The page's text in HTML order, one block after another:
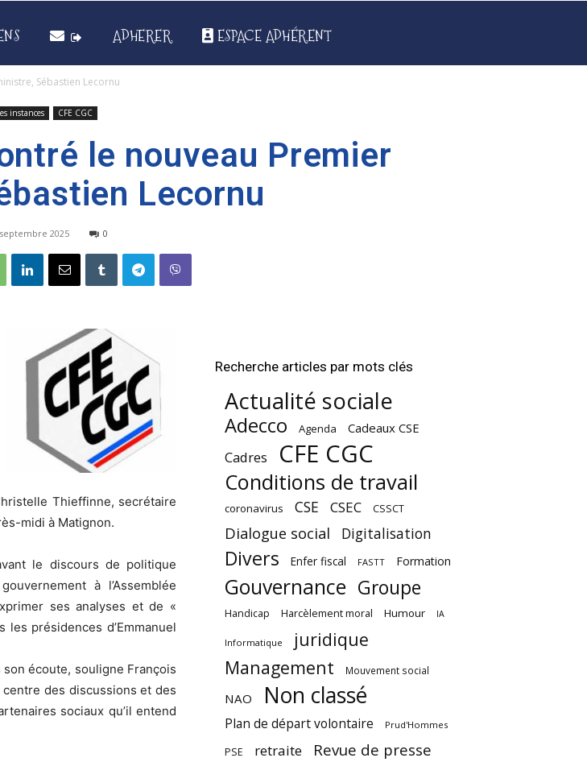
ADHERER ESPACE ADHÉRENT
Sébastien Lecornu
instances CFE CGC
le nouveau Premier
Lecornu
2025 0
Thieffinne, secrétaire
midi à Matignon.
le discours de politique
à l’Assemblée
ses analyses et de «
présidences d’Emmanuel
son écoute, souligne François
des discussions et des
sociaux qu’il entend
Recherche articles par mots clés
Actualité sociale
Adecco Agenda Cadeaux CSE
Cadres CFE CGC
Conditions de travail
coronavirus CSE CSEC CSSCT
Dialogue social Digitalisation
Divers Enfer fiscal FASTT Formation
Gouvernance Groupe
Handicap Harcèlement moral Humour IA
Informatique
juridique
Management
Mouvement social
NAO Non classé
Plan de départ volontaire Prud'Hommes
PSE retraite Revue de presse